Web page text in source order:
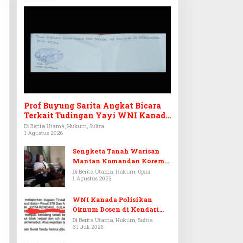
Prof Buyung Sarita Angkat Bicara
Terkait Tudingan Yayi WNI Kanada
Ditagih Utang Rp3,6 Miliar
Di Berita Utama, Hukum, Sultra
1 Agustus 2026
Sengketa Tanah Warisan
Mantan Komandan Korem
143/HO, Ketika Warisan
Menjadi Arena Pemerasan
Di Berita Utama, Hukum, Opini
1 Agustus 2026
WNI Kanada Polisikan
Oknum Dosen di Kendari
Terkait Aset Puluhan Miliar
Di Berita Utama, Hukum, Sultra
31 Juli 2026